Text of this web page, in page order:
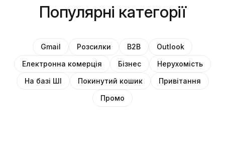
Популярні категорії
Gmail Розсилки B2B
Outlook
Електронна комерція
Бізнес
Нерухомість
На базі ШІ
Покинутий кошик
Привітання
Промо